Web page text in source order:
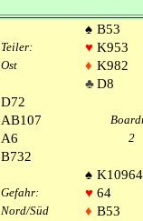
♠ B53
Teiler: ♥ K953
Ost ♦ K982
♣D8
D72
AB107
A6 2
B732
♠ K10964
Gefahr: ♥ 64
Nord/Süd
♦ B53